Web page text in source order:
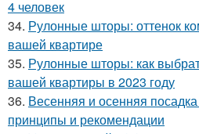
4 человек
34. Рулонные шторы: оттенок
вашей квартире
35. Рулонные шторы: как
вашей квартиры в 2023 году
36. Весенняя и осенняя
принципы и рекомендации